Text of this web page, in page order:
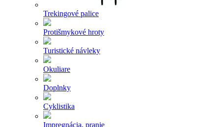
Trekingové palice
Protišmykové hroty
Turistické návleky
Okuliare
Doplnky
Cyklistika
Impregnácia, pranie